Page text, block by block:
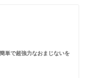
単で超強力なおまじないを